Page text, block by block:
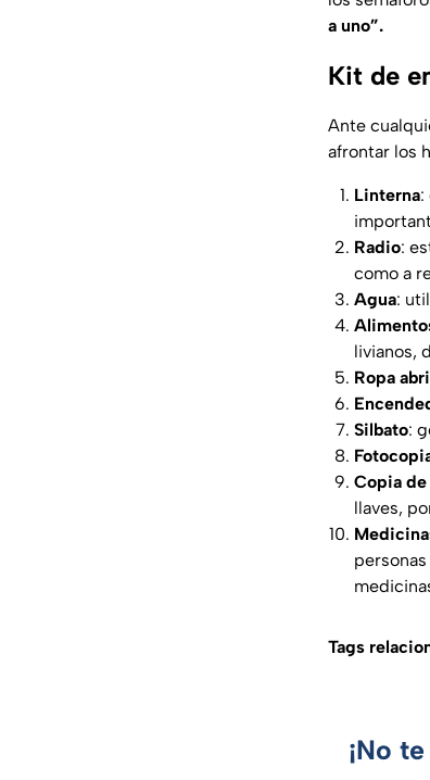
a uno”.
Kit de
Ante
afrontar los
Linterna:
Radio:
como a
Agua:
livianos,
Ropa
Silbato:
Copia de
llaves,
Tags
¡No